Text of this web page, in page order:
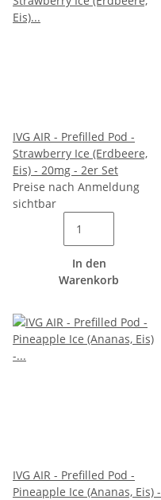
IVG AIR - Prefilled Pod -
Strawberry Ice (Erdbeere,
Eis) - 20mg - 2er Set
Preise nach Anmeldung
sichtbar
In den
Warenkorb
IVG AIR - Prefilled Pod -
Pineapple Ice (Ananas, Eis) -